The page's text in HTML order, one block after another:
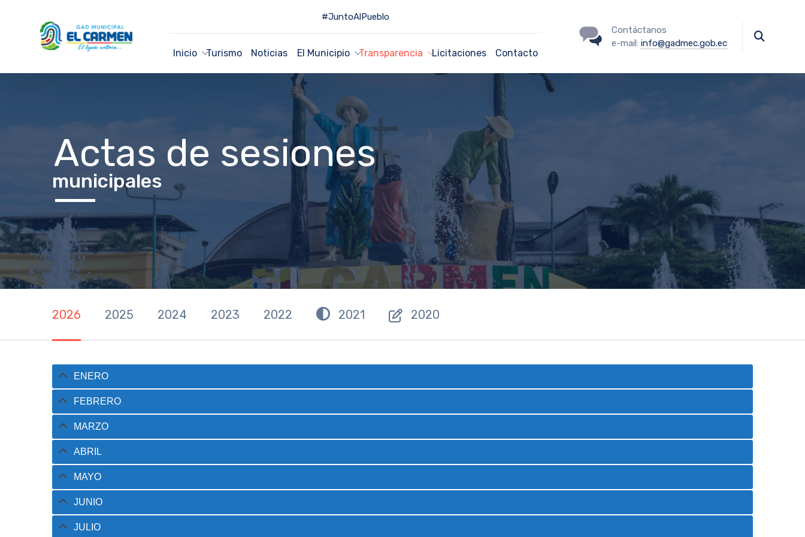
#JuntoAlPueblo
Inicio Turismo Noticias El Municipio Transparencia Licitaciones Contacto
Contáctanos
e-mail: info@gadmec.gob.ec
Actas de sesiones
municipales
2026 2025 2024 2023 2022 2021 2020
ENERO
FEBRERO
MARZO
ABRIL
MAYO
JUNIO
JULIO